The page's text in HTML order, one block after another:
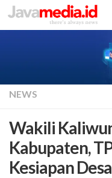
Skip to content
NEWS
Wakili
Kabupaten,
Kesiapan